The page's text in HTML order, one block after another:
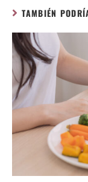
TAMBIÉN